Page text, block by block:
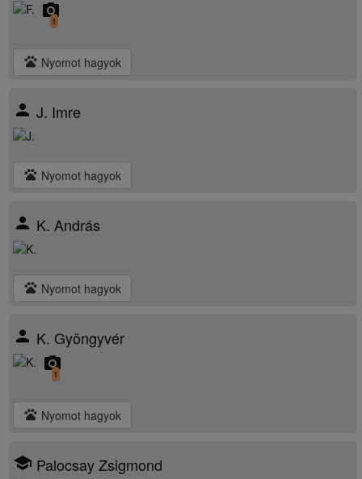
camera_alt
1
pets Nyomot hagyok
person J. Imre
pets Nyomot hagyok
person K. András
pets Nyomot hagyok
person K. Gyöngyvér
camera_alt
1
pets Nyomot hagyok
school Palocsay Zsigmond